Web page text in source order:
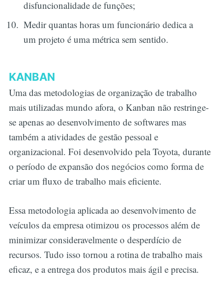
disfuncionalidade de funções;
Medir quantas horas um funcionário dedica a
um projeto é uma métrica sem sentido.
KANBAN
Uma das metodologias de organização de trabalho
mais utilizadas mundo afora, o Kanban não restringe-
se apenas ao desenvolvimento de softwares mas
também a atividades de gestão pessoal e
organizacional. Foi desenvolvido pela Toyota, durante
o período de expansão dos negócios como forma de
criar um fluxo de trabalho mais eficiente.
Essa metodologia aplicada ao desenvolvimento de
veículos da empresa otimizou os processos além de
minimizar consideravelmente o desperdício de
recursos. Tudo isso tornou a rotina de trabalho mais
eficaz, e a entrega dos produtos mais ágil e precisa.